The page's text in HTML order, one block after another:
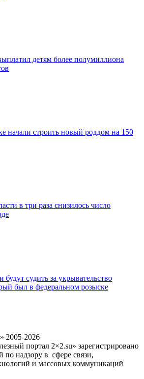
детям более полумиллиона
начали строить новый роддом на 150
в три раза снизилось число
судить за укрывательство
был в федеральном розыске
2005-2026
портал 2×2.su» зарегистрировано
по надзору в сфере связи,
и массовых коммуникаций